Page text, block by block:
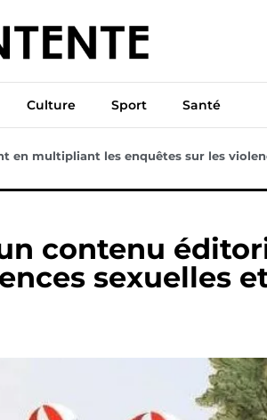
& Transitions Tech & IA
Culture Sport Santé
en multipliant les enquêtes sur les
contenu
sexuelles